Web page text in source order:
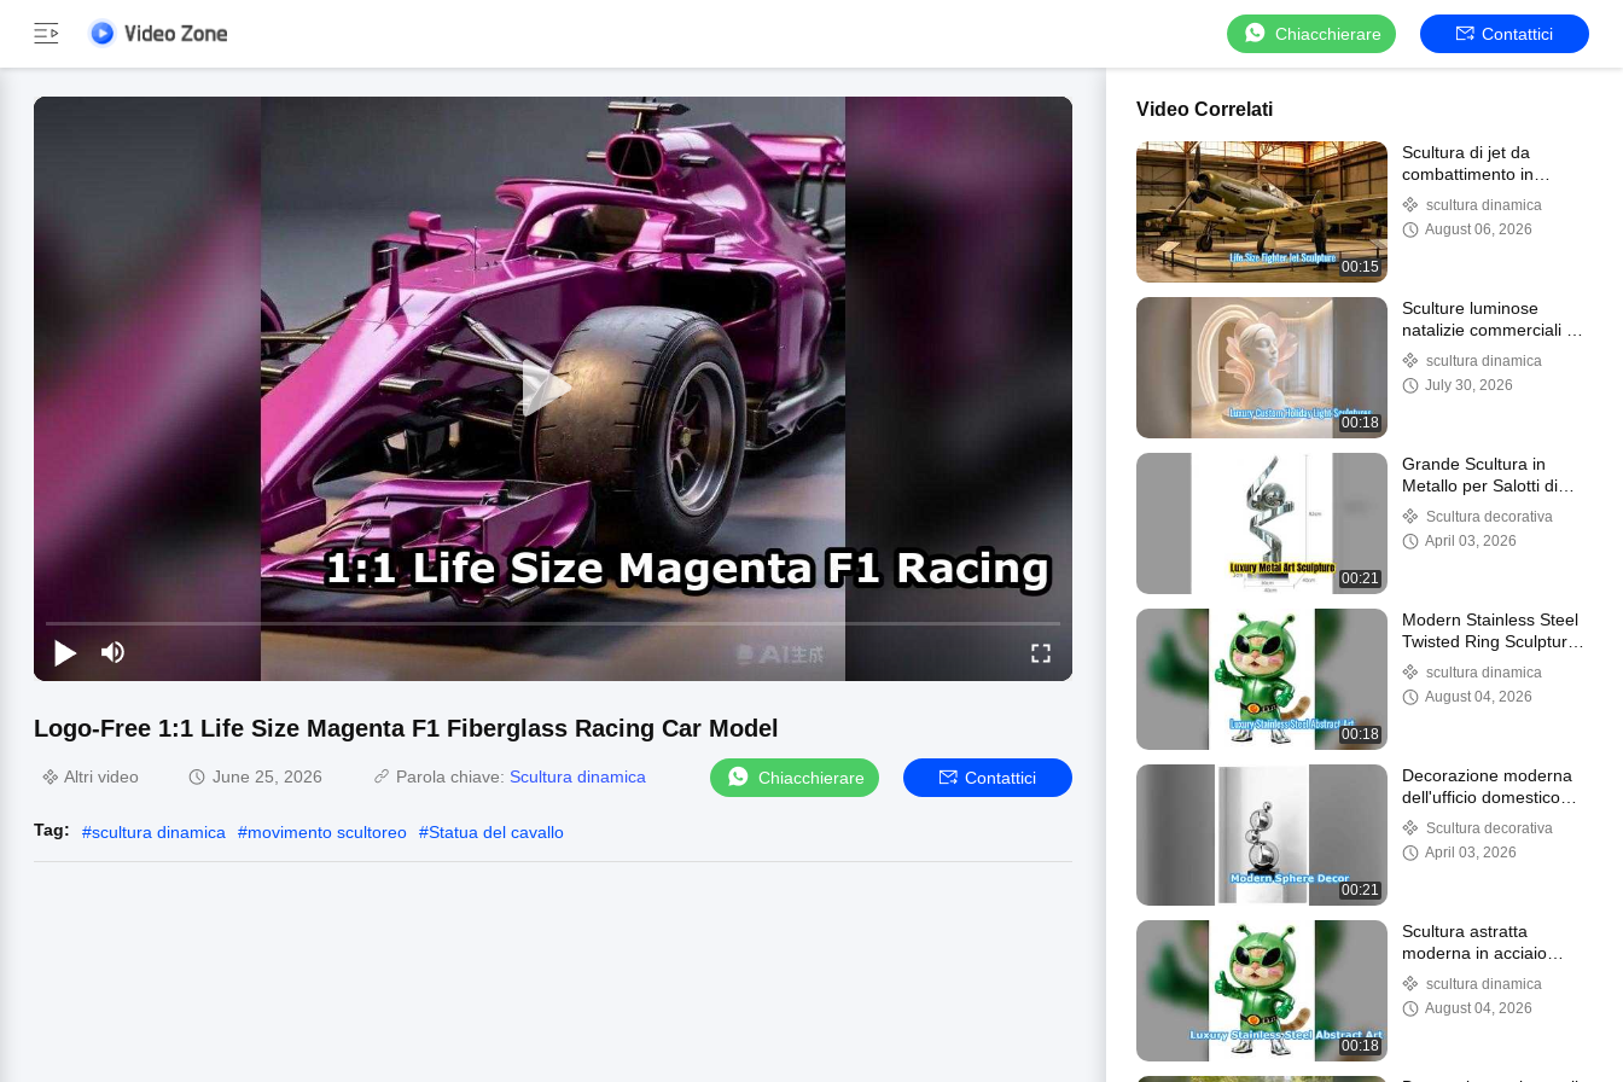
Chiacchierare Contattici
Logo-Free 1:1 Life Size Magenta F1 Fiberglass Racing Car Model
Altri video June 25, 2026 Parola chiave: Scultura dinamica Chiacchierare Contattici
Tag: #scultura dinamica #movimento scultoreo #Statua del cavallo
Video Correlati
00:15
Scultura di jet da
combattimento in
acciaio inossidabile a
grandezza naturale art
scultura dinamica
August 06, 2026
00:18
Sculture luminose
natalizie commerciali di
lusso per eventi
scultura dinamica
July 30, 2026
00:21
Grande Scultura in
Metallo per Salotti di
HotelScultura decorativa
April 03, 2026
00:18
Modern Stainless Steel
Twisted Ring Sculpture
Art
scultura dinamica
August 04, 2026
00:21
Decorazione moderna
dell'ufficio domestico
della scultura della sfera
Scultura decorativa
April 03, 2026
00:18
Scultura astratta
moderna in acciaio
inossidabile per spazi
pubblici
scultura dinamica
August 04, 2026